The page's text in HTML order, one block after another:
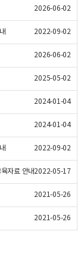
2026-06-02
2022-09-02
2026-06-02
2025-05-02
2024-01-04
2024-01-04
2022-09-02
자료 안내2022-05-17
2021-05-26
2021-05-26